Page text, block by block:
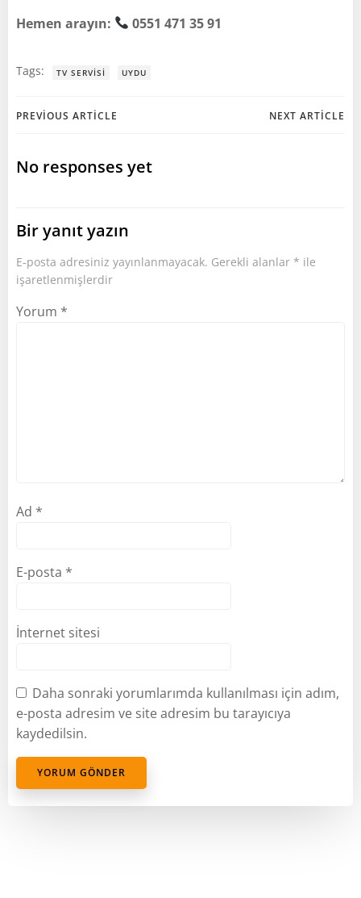
Hemen arayın:
0551 471 35 91
Tags: TV SERVISI UYDU
Post
navigation
PREVIOUS ARTICLE NEXT ARTICLE
No responses yet
Bir yanıt yazın
E-posta adresiniz yayınlanmayacak. Gerekli alanlar * ile
işaretlenmişlerdir
Yorum *
Ad *
E-posta *
İnternet sitesi
Daha sonraki yorumlarımda kullanılması için adım,
e-posta adresim ve site adresim bu tarayıcıya
kaydedilsin.